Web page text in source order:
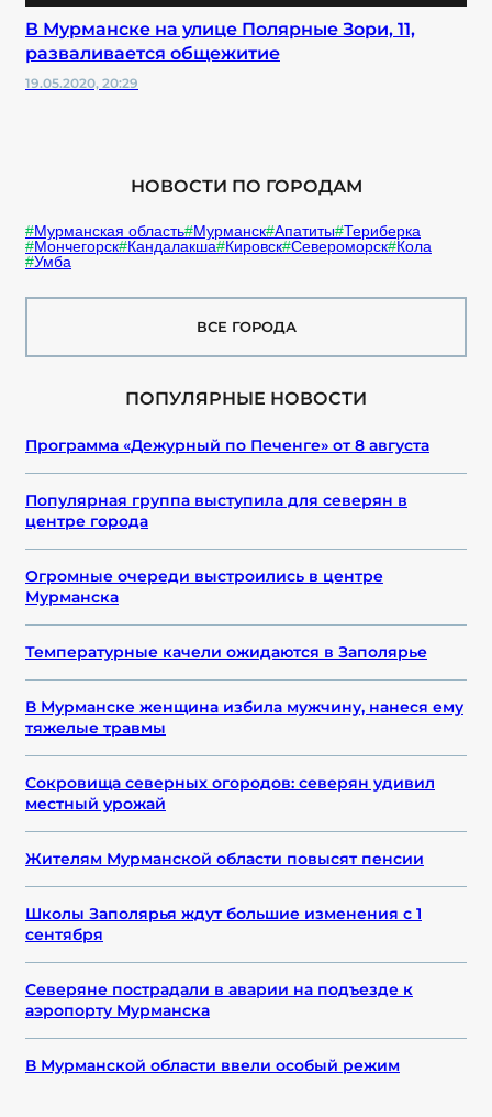
В Мурманске на улице Полярные Зори, 11,
разваливается общежитие
19.05.2020, 20:29
НОВОСТИ ПО ГОРОДАМ
Мурманская область Мурманск Апатиты Териберка
Мончегорск Кандалакша Кировск Североморск Кола
Умба
ВСЕ ГОРОДА
ПОПУЛЯРНЫЕ НОВОСТИ
Программа «Дежурный по Печенге» от 8 августа
Популярная группа выступила для северян в
центре города
Огромные очереди выстроились в центре
Мурманска
Температурные качели ожидаются в Заполярье
В Мурманске женщина избила мужчину, нанеся ему
тяжелые травмы
Сокровища северных огородов: северян удивил
местный урожай
Жителям Мурманской области повысят пенсии
Школы Заполярья ждут большие изменения с 1
сентября
Северяне пострадали в аварии на подъезде к
аэропорту Мурманска
В Мурманской области ввели особый режим